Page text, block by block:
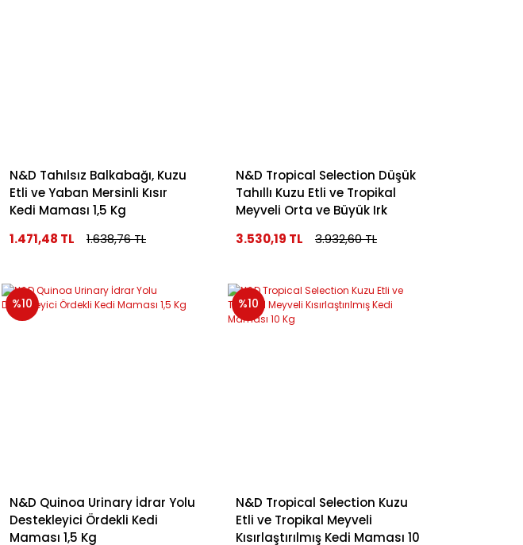
N&D Tahılsız Balkabağı, Kuzu
Etli ve Yaban Mersinli Kısır
Kedi Maması 1,5 Kg
1.471,48 TL
1.638,76 TL
N&D Tropical Selection Düşük
Tahıllı Kuzu Etli ve Tropikal
Meyveli Orta ve Büyük Irk
3.530,19 TL 3.932,60 TL
%10
N&D Quinoa Urinary İdrar Yolu
Destekleyici Ördekli Kedi
Maması 1,5 Kg
%10
N&D Tropical Selection Kuzu
Etli ve Tropikal Meyveli
Kısırlaştırılmış Kedi Maması 10